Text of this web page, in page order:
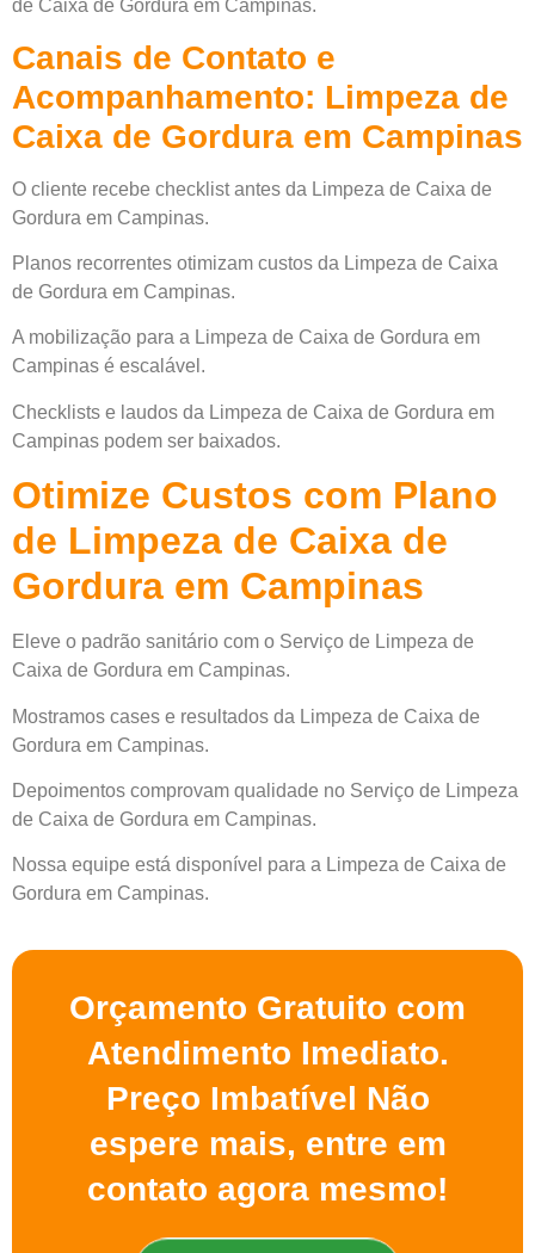
de Caixa de Gordura em Campinas.
Canais de Contato e
Acompanhamento: Limpeza de
Caixa de Gordura em Campinas
O cliente recebe checklist antes da Limpeza de Caixa de
Gordura em Campinas.
Planos recorrentes otimizam custos da Limpeza de Caixa
de Gordura em Campinas.
A mobilização para a Limpeza de Caixa de Gordura em
Campinas é escalável.
Checklists e laudos da Limpeza de Caixa de Gordura em
Campinas podem ser baixados.
Otimize Custos com Plano
de Limpeza de Caixa de
Gordura em Campinas
Eleve o padrão sanitário com o Serviço de Limpeza de
Caixa de Gordura em Campinas.
Mostramos cases e resultados da Limpeza de Caixa de
Gordura em Campinas.
Depoimentos comprovam qualidade no Serviço de Limpeza
de Caixa de Gordura em Campinas.
Nossa equipe está disponível para a Limpeza de Caixa de
Gordura em Campinas.
Orçamento Gratuito com
Atendimento Imediato.
Preço Imbatível Não
espere mais, entre em
contato agora mesmo!